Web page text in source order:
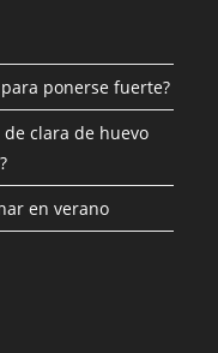
ponerse fuerte?
clara de huevo
en verano